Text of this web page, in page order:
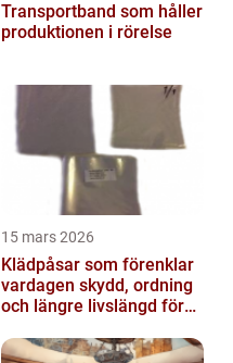
Transportband som håller
produktionen i rörelse
15 mars 2026
Klädpåsar som förenklar
vardagen skydd, ordning
och längre livslängd för